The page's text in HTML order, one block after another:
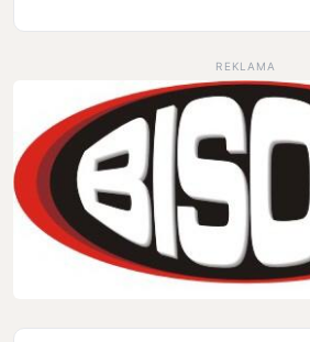
REKLAMA